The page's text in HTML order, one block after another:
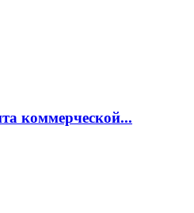
коммерческой...